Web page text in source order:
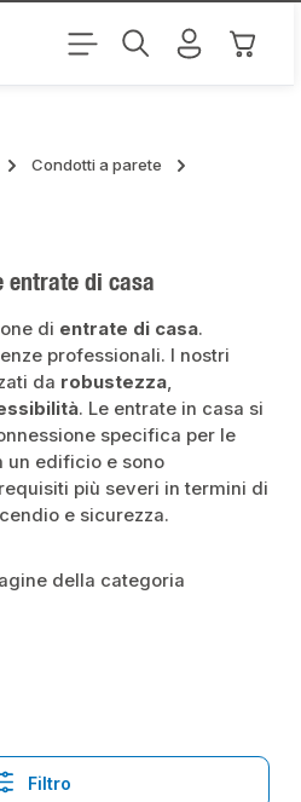
Il
Condotti a parete
di casa
di entrate di casa.
professionali. I nostri
da robustezza,
. Le entrate in casa si
specifica per le
un edificio e sono
più severi in termini di
e sicurezza.
della categoria
Filtro